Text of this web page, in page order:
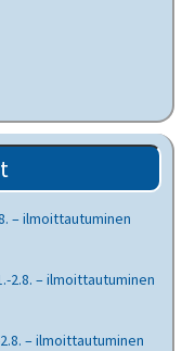
– ilmoittautuminen
2.8. – ilmoittautuminen
– ilmoittautuminen